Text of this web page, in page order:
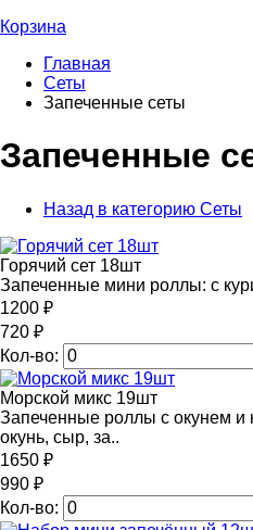
Корзина
Главная
Сеты
Запеченные сеты
Запеченные
Назад в категорию Сеты
Горячий сет 18шт
Запеченные мини роллы: с
1200 ₽
720 ₽
Кол-во:
Морской микс 19шт
Запеченные роллы с окунем и
окунь, сыр, за..
1650 ₽
990 ₽
Кол-во: